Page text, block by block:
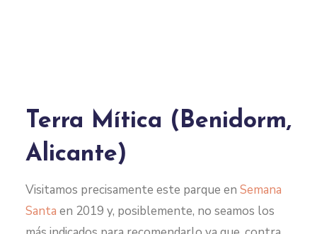
Terra Mítica (Benidorm,
Alicante)
Visitamos precisamente este parque en Semana
Santa en 2019 y, posiblemente, no seamos los